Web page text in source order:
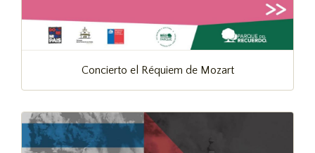
Concierto el Réquiem de Mozart